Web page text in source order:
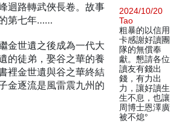
迴路轉武俠長卷。故事
第七年……
金世遺之後成為一代大
的徒弟，娶谷之華的養
裡金世遺與谷之華終結
金逐流是風雷震九州的
2024/10/20
Tao
粗暴的以信用
卡感謝好讀團
隊的無償奉
獻。懇請各位
讀友有錢出
錢，有力出
力，讓好讀生
生不息，也讓
周博士恩澤廣
被不熄°